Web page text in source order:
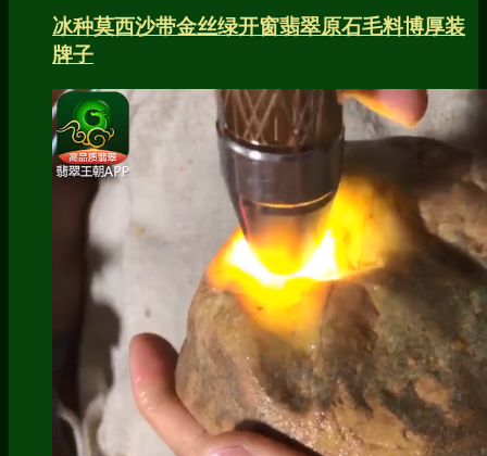
冰种莫西沙带金丝绿开窗翡翠原石毛料博厚装
牌子